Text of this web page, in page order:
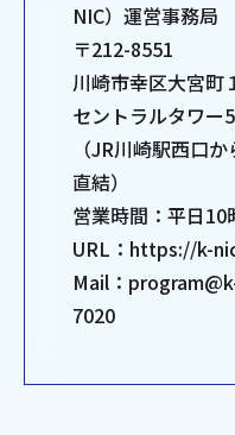
NIC）運営事務局
〒212-8551
川崎市幸区大宮町
セントラルタワー
（JR川崎駅西口
直結）
営業時間：平日10
URL：https://k-
Mail：
7020